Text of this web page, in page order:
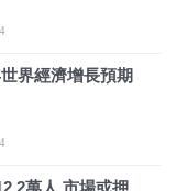
界經濟增長預期
萬人 市場或押